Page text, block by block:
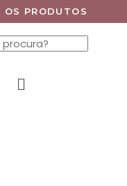
PRODUTOS